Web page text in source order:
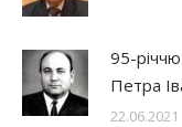
95-
Петра
22.06.2021